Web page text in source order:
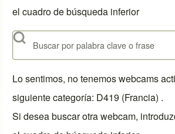
el cuadro de búsqueda inferior
Buscar
Lo sentimos, no tenemos webcams
siguiente categoría: D419 (Francia) .
Si desea buscar otra webcam,